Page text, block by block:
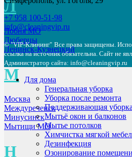
Л
Лобня МО
Люберцы
Ленинск-Кузнецкий
М
Москва
Междуреченск
Минусинск
Мытищи МО
Н
+7 958 100-51-98
info@cleaningvip.ru
© "VIP-Клининг" Все права защищены.
ссылка на источник обязательна. Сайт не
Администратор сайта: info@cleaningvip.ru
Для дома
Генеральная уборка
Уборка после ремонта
Поддерживающая
Мытьё окон и балконов
Мытье потолков
Химчистка мягкой
Дезинфекция
Озонирование